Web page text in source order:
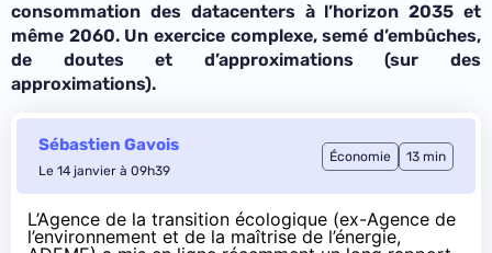
consommation des datacenters à l’horizon 2035 et
même 2060. Un exercice complexe, semé d’embûches,
de doutes et d’approximations (sur des
approximations).
Sébastien Gavois
Le 14 janvier à 09h39
Économie 13 min
L’Agence de la transition écologique (ex-Agence de
l’environnement et de la maîtrise de l’énergie,